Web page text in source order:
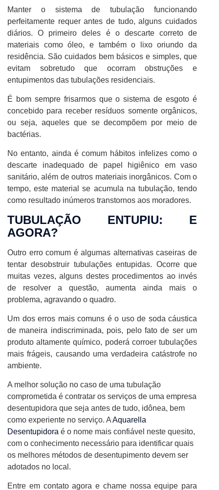
Manter o sistema de tubulação funcionando
perfeitamente requer antes de tudo, alguns cuidados
diários. O primeiro deles é o descarte correto de
materiais como óleo, e também o lixo oriundo da
residência. São cuidados bem básicos e simples, que
evitam sobretudo que ocorram obstruções e
entupimentos das tubulações residenciais.
É bom sempre frisarmos que o sistema de esgoto é
concebido para receber resíduos somente orgânicos,
ou seja, aqueles que se decompõem por meio de
bactérias.
No entanto, ainda é comum hábitos infelizes como o
descarte inadequado de papel higiênico em vaso
sanitário, além de outros materiais inorgânicos. Com o
tempo, este material se acumula na tubulação, tendo
como resultado inúmeros transtornos aos moradores.
TUBULAÇÃO ENTUPIU: E
AGORA?
Outro erro comum é algumas alternativas caseiras de
tentar desobstruir tubulações entupidas. Ocorre que
muitas vezes, alguns destes procedimentos ao invés
de resolver a questão, aumenta ainda mais o
problema, agravando o quadro.
Um dos erros mais comuns é o uso de soda cáustica
de maneira indiscriminada, pois, pelo fato de ser um
produto altamente químico, poderá corroer tubulações
mais frágeis, causando uma verdadeira catástrofe no
ambiente.
A melhor solução no caso de uma tubulação
comprometida é contratar os serviços de uma empresa
desentupidora que seja antes de tudo, idônea, bem
como experiente no serviço. AAquarella
Desentupidora é o nome mais confiável neste quesito,
com o conhecimento necessário para identificar quais
os melhores métodos de desentupimento devem ser
adotados no local.
Entre em contato agora e chame nossa equipe para